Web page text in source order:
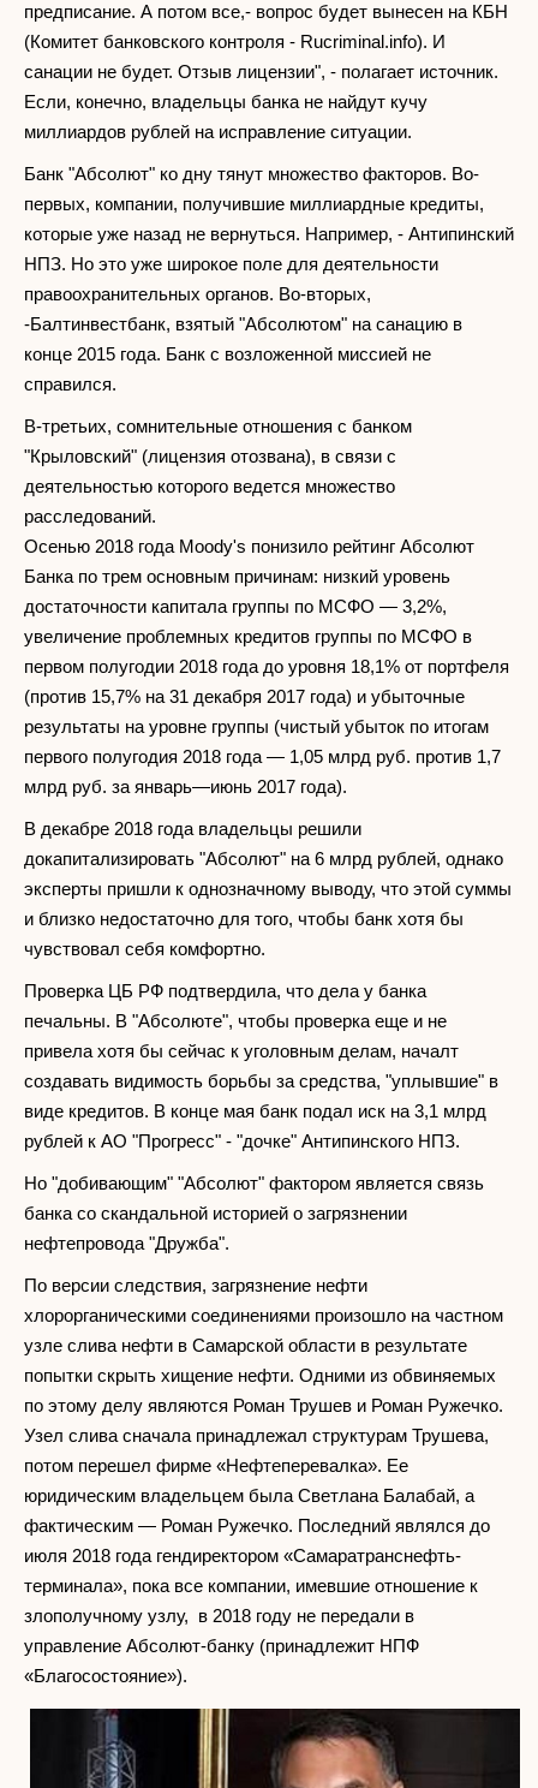
предписание. А потом все,- вопрос будет вынесен на КБН
(Комитет банковского контроля - Rucriminal.info). И
санации не будет. Отзыв лицензии", - полагает источник.
Если, конечно, владельцы банка не найдут кучу
миллиардов рублей на исправление ситуации.
Банк "Абсолют" ко дну тянут множество факторов. Во-
первых, компании, получившие миллиардные кредиты,
которые уже назад не вернуться. Например, - Антипинский
НПЗ. Но это уже широкое поле для деятельности
правоохранительных органов. Во-вторых,
-Балтинвестбанк, взятый "Абсолютом" на санацию в
конце 2015 года. Банк с возложенной миссией не
справился.
В-третьих, сомнительные отношения с банком
"Крыловский" (лицензия отозвана), в связи с
деятельностью которого ведется множество
расследований.
Осенью 2018 года Moody's понизило рейтинг Абсолют
Банка по трем основным причинам: низкий уровень
достаточности капитала группы по МСФО — 3,2%,
увеличение проблемных кредитов группы по МСФО в
первом полугодии 2018 года до уровня 18,1% от портфеля
(против 15,7% на 31 декабря 2017 года) и убыточные
результаты на уровне группы (чистый убыток по итогам
первого полугодия 2018 года — 1,05 млрд руб. против 1,7
млрд руб. за январь—июнь 2017 года).
В декабре 2018 года владельцы решили
докапитализировать "Абсолют" на 6 млрд рублей, однако
эксперты пришли к однозначному выводу, что этой суммы
и близко недостаточно для того, чтобы банк хотя бы
чувствовал себя комфортно.
Проверка ЦБ РФ подтвердила, что дела у банка
печальны. В "Абсолюте", чтобы проверка еще и не
привела хотя бы сейчас к уголовным делам, началт
создавать видимость борьбы за средства, "уплывшие" в
виде кредитов. В конце мая банк подал иск на 3,1 млрд
рублей к АО "Прогресс" - "дочке" Антипинского НПЗ.
Но "добивающим" "Абсолют" фактором является связь
банка со скандальной историей о загрязнении
нефтепровода "Дружба".
По версии следствия, загрязнение нефти
хлорорганическими соединениями произошло на частном
узле слива нефти в Самарской области в результате
попытки скрыть хищение нефти. Одними из обвиняемых
по этому делу являются Роман Трушев и Роман Ружечко.
Узел слива сначала принадлежал структурам Трушева,
потом перешел фирме «Нефтеперевалка». Ее
юридическим владельцем была Светлана Балабай, а
фактическим — Роман Ружечко. Последний являлся до
июля 2018 года гендиректором «Самаратранснефть-
терминала», пока все компании, имевшие отношение к
злополучному узлу, в 2018 году не передали в
управление Абсолют-банку (принадлежит НПФ
«Благосостояние»).